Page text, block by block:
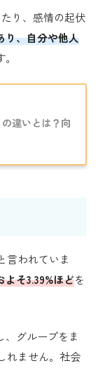
り、感情の起伏
り、自分や他人
違いとは？向
言われていま
よそ3.39%ほどを
、グループをま
れません。社会